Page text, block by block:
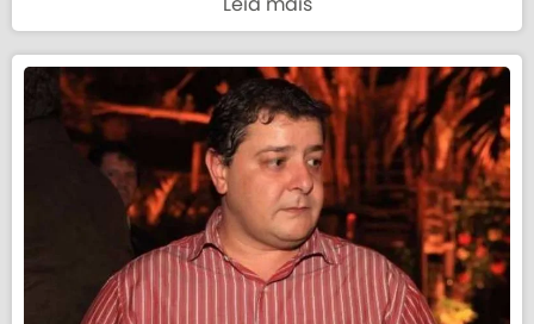
Leia mais